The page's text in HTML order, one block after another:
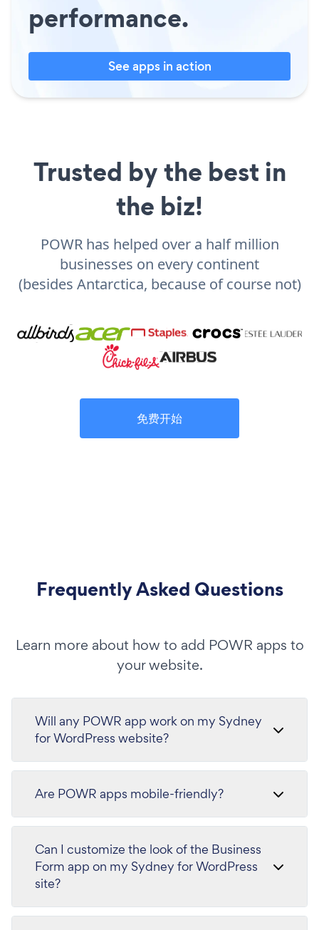
performance.
See apps in action
Trusted by the best in
the biz!
POWR has helped over a half million
businesses on every continent
(besides Antarctica, because of course not)
免费开始
Frequently Asked Questions
Learn more about how to add POWR apps to
your website.
Will any POWR app work on my Sydney
for WordPress website?
Are POWR apps mobile-friendly?
Can I customize the look of the Business
Form app on my Sydney for WordPress
site?